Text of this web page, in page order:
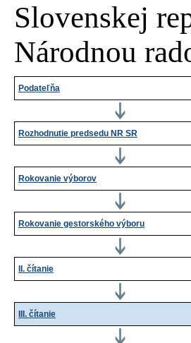
Slovenskej
Národnou
Podateľňa
Rozhodnutie predsedu NR SR
Rokovanie výborov
Rokovanie gestorského výboru
II. čítanie
III. čítanie